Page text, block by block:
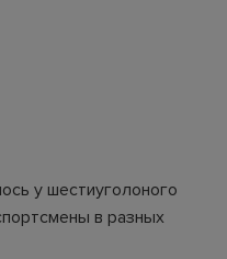
у шестиуголоного
в разных